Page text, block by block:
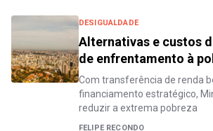
DESIGUALDADE
Alternativas e custos
de enfrentamento à
Com transferência de renda
financiamento estratégico,
reduzir a extrema pobreza
FELIPE RECONDO